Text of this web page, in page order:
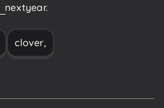
nextyear.
clover,